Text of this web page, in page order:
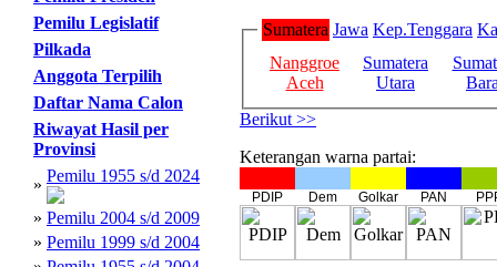
Pemilu Legislatif
Pilkada
Anggota Terpilih
Daftar Nama Calon
Riwayat Hasil per
Provinsi
» Pemilu 1955 s/d 2024
» Pemilu 2004 s/d 2009
» Pemilu 1999 s/d 2004
Sumatera Jawa Kep.Tenggara
Nanggroe
Aceh
Sumatera
Utara
Berikut >>
Keterangan warna partai:
PDIP Dem Golkar PAN